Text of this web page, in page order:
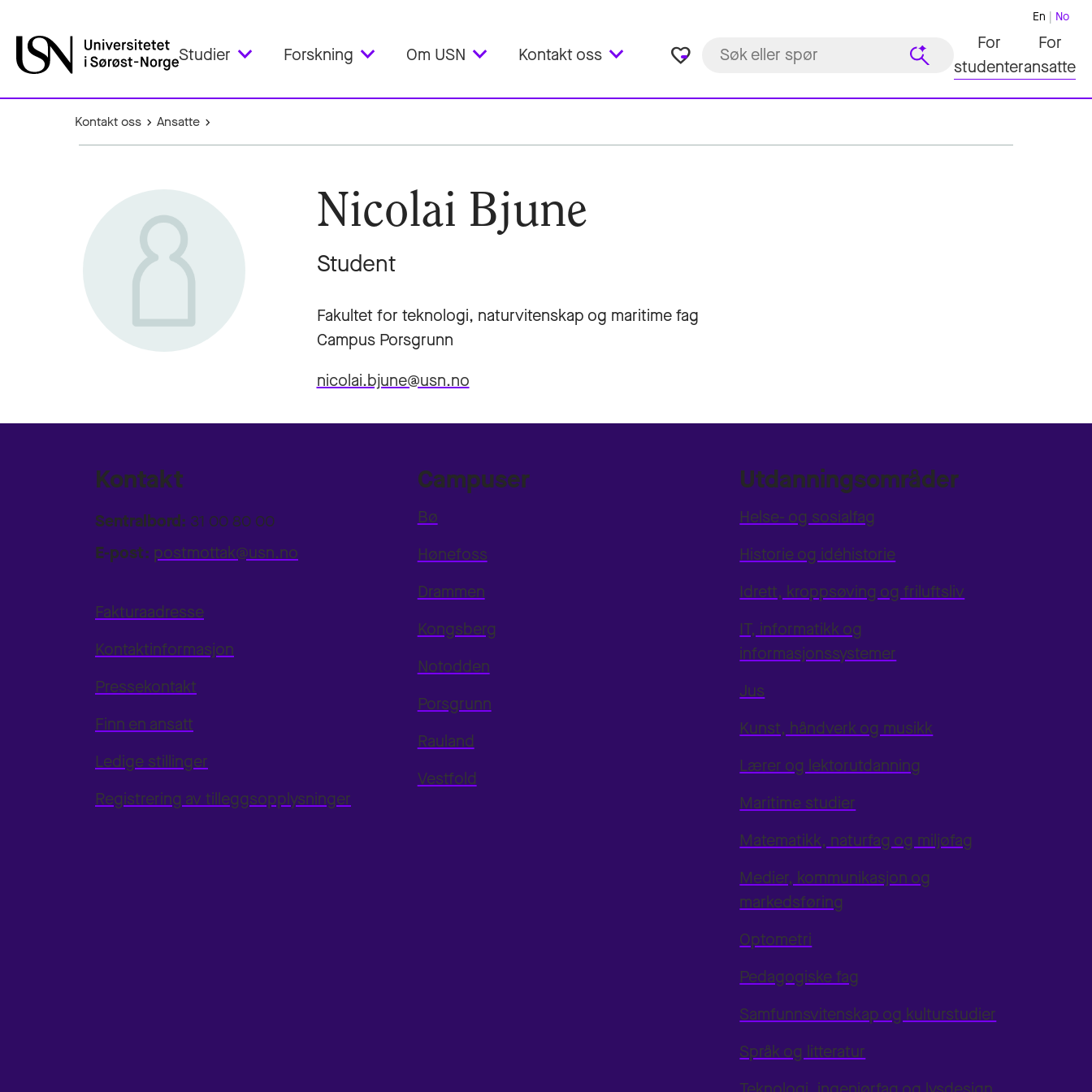
Studier Forskning Om USN Kontakt oss favorite_border
En No
For
studenter
For
ansatte
Kontakt oss Ansatte
Nicolai Bjune
Student
Fakultet for teknologi, naturvitenskap og maritime fag
Campus Porsgrunn
nicolai.bjune@usn.no
Kontakt
Sentralbord: 31 00 80 00
E-post: postmottak@usn.no
Fakturaadresse
Kontaktinformasjon
Pressekontakt
Finn en ansatt
Ledige stillinger
Registrering av tilleggsopplysninger
Campuser
Bø
Hønefoss
Drammen
Kongsberg
Notodden
Porsgrunn
Rauland
Vestfold
Utdanningsområder
Helse- og sosialfag
Historie og idéhistorie
Idrett, kroppsøving og friluftsliv
IT, informatikk og
informasjonssystemer
Jus
Kunst, håndverk og musikk
Lærer og lektorutdanning
Maritime studier
Matematikk, naturfag og miljøfag
Medier, kommunikasjon og
markedsføring
Optometri
Pedagogiske fag
Samfunnsvitenskap og kulturstudier
Språk og litteratur